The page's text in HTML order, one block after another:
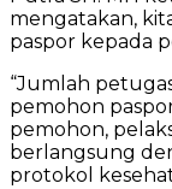
mengatakan,
paspor kepada
“Jumlah
pemohon
pemohon,
berlangsung
protokol